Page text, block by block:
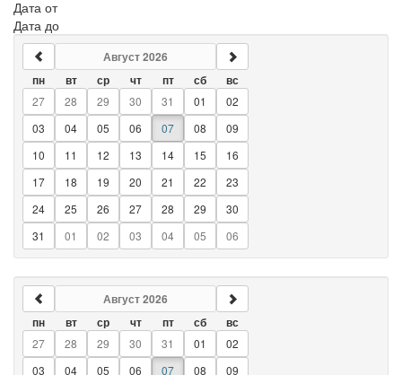
Дата от
Дата до
Август 2026
пн вт ср чт пт сб
вс
27
28 29 30 31 01
02
03
04 05 06 07 08
09
10
11 12 13 14 15
16
17
18 19 20 21 22
23
24
25 26 27 28 29
30
31
01 02 03 04 05 06
Август 2026
пн вт ср чт пт сб
вс
27
28 29 30 31 01
02
03
04 05 06 07 08 09